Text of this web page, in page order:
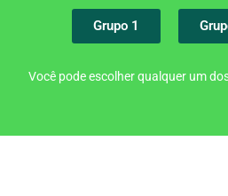
Grupo 1
Você pode escolher qualquer um